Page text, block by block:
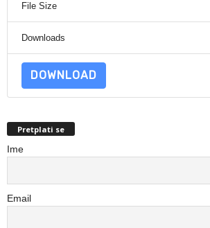
File Size
Downloads
DOWNLOAD
Pretplati se
Ime
Email